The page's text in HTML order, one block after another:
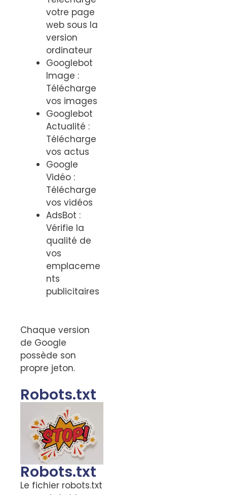
votre page
web sous la
version
ordinateur
Googlebot
Image :
Télécharge
vos images
Googlebot
Actualité :
Télécharge
vos actus
Google
Vidéo :
Télécharge
vos vidéos
AdsBot :
Vérifie la
qualité de
vos
emplaceme
nts
publicitaires
Chaque version
de Google
possède son
propre jeton.
Robots.txt
Robots.txt
Le fichier robots.txt